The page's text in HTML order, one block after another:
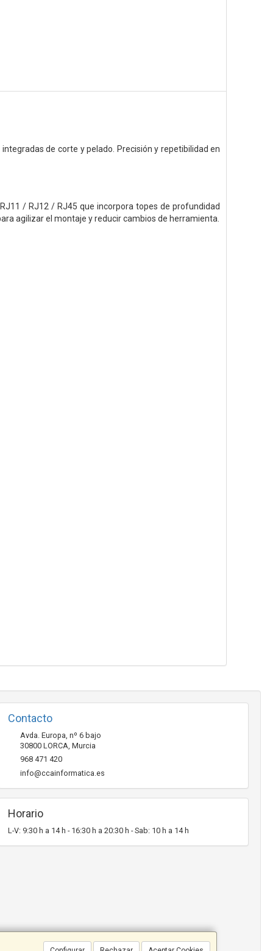
de corte y pelado. Precisión y repetibilidad en
/ RJ12 / RJ45 que incorpora topes de profundidad
agilizar el montaje y reducir cambios de herramienta.
Contacto
Avda. Europa, nº 6 bajo
30800 LORCA, Murcia
968 471 420
info@ccainformatica.es
Horario
L-V: 9:30 h a 14 h - 16:30 h a 20:30 h - Sab: 10 h a 14 h